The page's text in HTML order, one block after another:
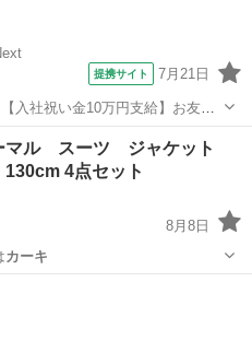
提携サイト 7月21日
入社祝い金10万円支給】お友達
日＆休出なしでプライベート充
◎自社正社員登用制度あり★1食
マル スーツ ジャケット
4点セット
8月8日
カーキ